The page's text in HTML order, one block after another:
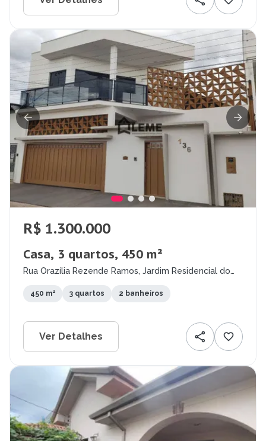
R$ 1.300.000
Casa, 3 quartos, 450 m²
Rua Orazília Rezende Ramos, Jardim Residencial do
450 m² 3 quartos 2 banheiros
Ver Detalhes